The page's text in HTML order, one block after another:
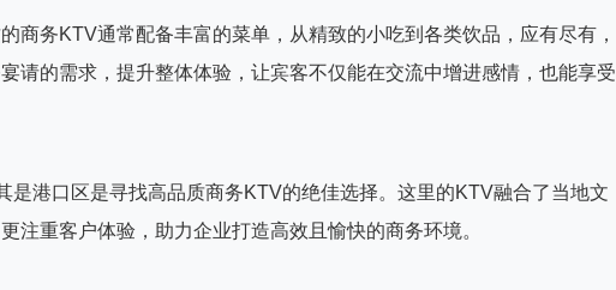
商务KTV通常配备丰富的菜单，从精致的小吃到各类饮品，应有尽有，
请的需求，提升整体体验，让宾客不仅能在交流中增进感情，也能享受
是港口区是寻找高品质商务KTV的绝佳选择。这里的KTV融合了当地文
注重客户体验，助力企业打造高效且愉快的商务环境。